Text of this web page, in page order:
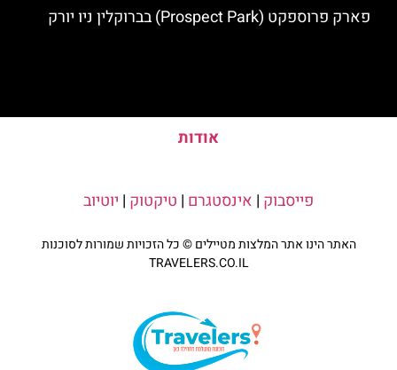
פארק פרוספקט (Prospect Park) בברוקלין ניו יורק
אודות
פייסבוק | אינסטגרם | טיקטוק | יוטיוב
האתר הינו אתר המלצות מטיילים © כל הזכויות שמורות לסוכנות
TRAVELERS.CO.IL